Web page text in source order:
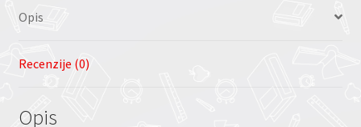
Opis
Recenzije (0)
Opis